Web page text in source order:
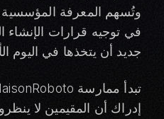
وتُسهم المعرفة المؤسسية
في توجيه قرارات الإنشاء
جديد أن يتخذها في اليوم
إدراك أن المقيمين لا